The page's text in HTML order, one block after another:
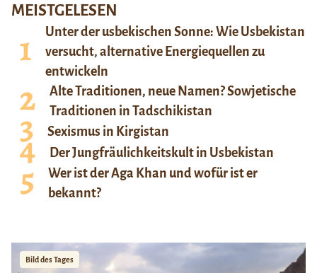
MEISTGELESEN
Unter der usbekischen Sonne: Wie Usbekistan
versucht, alternative Energiequellen zu
entwickeln
Alte Traditionen, neue Namen? Sowjetische
Traditionen in Tadschikistan
Sexismus in Kirgistan
Der Jungfräulichkeitskult in Usbekistan
Wer ist der Aga Khan und wofür ist er
bekannt?
Bild des Tages